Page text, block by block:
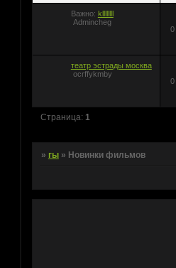
Важно: kllllllll
Admincheg
0
театр эстрады москва
ocrffykmby
0
Страница: 1
» гы » Новинки фильмов